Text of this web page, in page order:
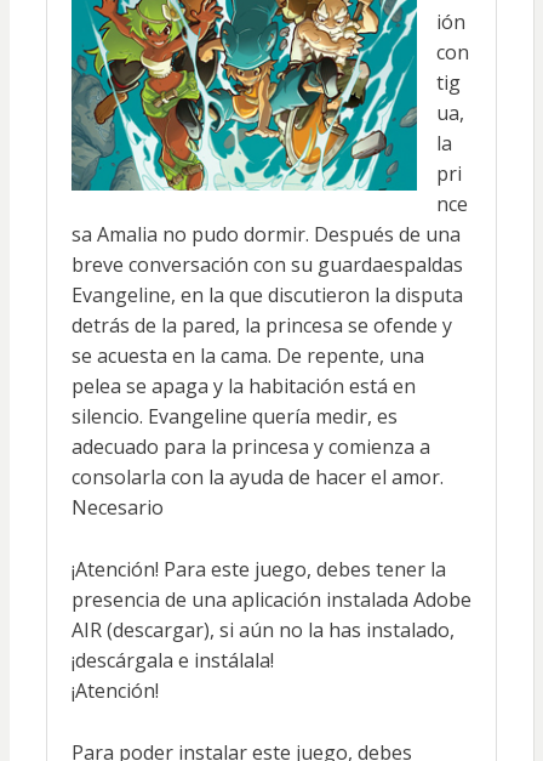
ión
con
tig
ua,
la
pri
nce
sa Amalia no pudo dormir. Después de una
breve conversación con su guardaespaldas
Evangeline, en la que discutieron la disputa
detrás de la pared, la princesa se ofende y
se acuesta en la cama. De repente, una
pelea se apaga y la habitación está en
silencio. Evangeline quería medir, es
adecuado para la princesa y comienza a
consolarla con la ayuda de hacer el amor.
Necesario
¡Atención! Para este juego, debes tener la
presencia de una aplicación instalada Adobe
AIR (descargar), si aún no la has instalado,
¡descárgala e instálala!
¡Atención!
Para poder instalar este juego, debes